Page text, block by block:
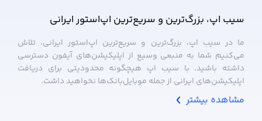
سیب ‌اپ، بزرگ‌ترین و سریع‌ترین اپ‌استور ایرانی
ما در سیب ‌اپ، بزرگ‌ترین و سریع‌ترین اپ‌استور ایرانی، تلاش
می‌کنیم شما به منبعی وسیع از اپلیکیشن‌های آیفون دسترسی
داشته باشید. با سیب ‌اپ هیچگونه محدودیتی برای دریافت
اپلیکیشن‌های ایرانی از جمله موبایل‌بانک‌ها نخواهید داشت.
مشاهده بیشتر